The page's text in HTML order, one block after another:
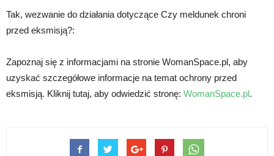
Tak, wezwanie do działania dotyczące Czy meldunek chroni
przed eksmisją?:
Zapoznaj się z informacjami na stronie WomanSpace.pl, aby
uzyskać szczegółowe informacje na temat ochrony przed
eksmisją. Kliknij tutaj, aby odwiedzić stronę: WomanSpace.pl.